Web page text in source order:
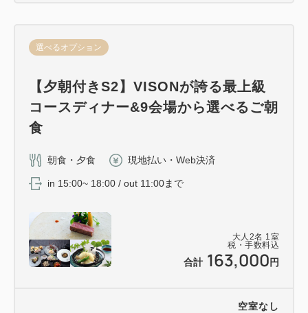
大人 2名 1室
税・手数料込
合計 163,000 円
選べるオプション
【夕朝付きS2】VISONが誇る最上級
コースディナー&9会場から選べるご朝
食
朝食・夕食 現地払い・Web決済
in 15:00~ 18:00 / out 11:00まで
空室なし